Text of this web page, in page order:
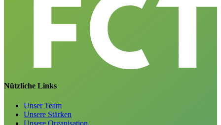
Nützliche Links
Unser Team
Unsere Stärken
Unsere Organisation